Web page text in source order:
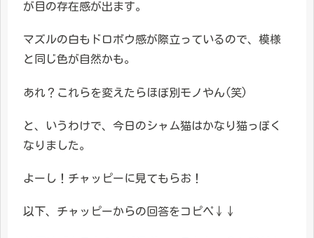
が目の存在感が出ます。
マズルの白もドロボウ感が際立っているので、模様
と同じ色が自然かも。
あれ？これらを変えたらほぼ別モノやん(笑)
と、いうわけで、今日のシャム猫はかなり猫っぽく
なりました。
よーし！チャッピーに見てもらお！
以下、チャッピーからの回答をコピペ↓↓